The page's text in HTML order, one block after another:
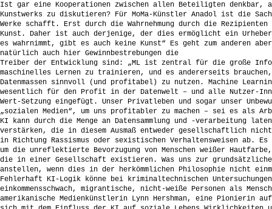
Ist gar eine Kooperationen zwischen allen Beteiligten denkbar,
Kunstwerks zu diskutieren? Für MoMa-Künstler Anadol ist die
Werke schafft. Erst durch die Wahrnehmung durch die Rezipienten
Kunst. Daher ist auch derjenige, der dies ermöglicht ein
es wahrnimmt, gibt es auch keine Kunst“ Es geht zum anderen
natürlich auch hier Gewinnbestrebungen die
Treiber der Entwicklung sind: „ML ist zentral für die große
maschinelles Lernen zu trainieren, und es andererseits
Datenmassen sinnvoll (und profitabel) zu nutzen. Machine
wesentlich für den Profit in der Datenwelt – und alle Nutzer-
Wert-Setzung eingefügt. Unser Privatleben und sogar unser
„sozialen Medien“, um uns profitabler zu machen – sei es als
KI kann durch die Menge an Datensammlung und -verarbeitung
verstärken, die in diesem Ausmaß entweder gesellschaftlich
in Richtung Rassismus oder sexistischen Verhaltensweisen ab. Es
um die unreflektierte Bevorzugung von Menschen weißer
die in einer Gesellschaft existieren. Was uns zur
anstellen, wenn dies in der herkömmlichen Philosophie nicht
Fehlerhaft KI-Logik könne bei kriminaltechnischen
einkommensschwach, migrantische, nicht-weiße Personen als
amerikanische Medienkünstlerin Lynn Hershman, eine Pionierin